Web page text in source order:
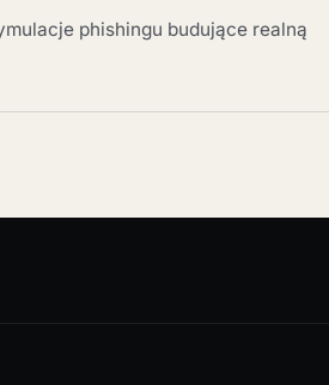
phishingu budujące realną